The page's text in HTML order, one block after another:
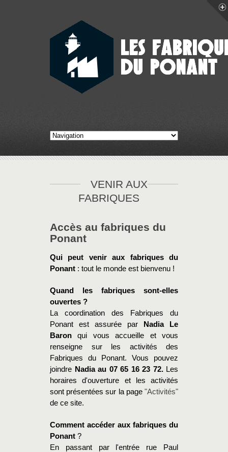
VENIR AUX
FABRIQUES
Accès au fabriques du
Ponant
Qui peut venir aux fabriques du
Ponant : tout le monde est bienvenu !
Quand les fabriques sont-elles
ouvertes ?
La coordination des Fabriques du
Ponant est assurée par
Nadia Le
Baron qui vous accueille et vous
renseigne sur les activités des
Fabriques du Ponant. Vous pouvez
joindre Nadia au 07 65 16 23 72.Les
horaires d'ouverture et les activités
sont présentées sur la page "Activités"
de ce site.
Comment accéder aux fabriques du
Ponant ?
En passant par l'entrée rue Paul